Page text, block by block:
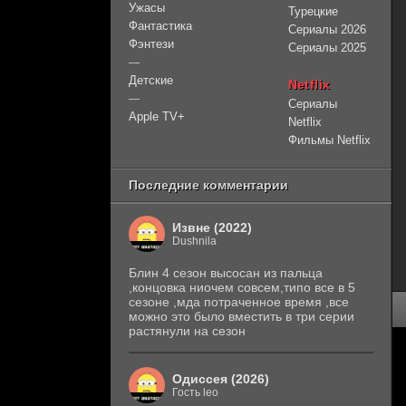
Ужасы
Фантастика
Фэнтези
—
Детские
—
Apple TV+
Турецкие
Сериалы 2026
Сериалы 2025
Netflix
Сериалы
Netflix
Фильмы Netflix
Последние комментарии
Извне (2022)
Dushnila
Блин 4 сезон высосан из пальца
,концовка ниочем совсем,типо все в 5
сезоне ,мда потраченное время ,все
можно это было вместить в три серии
растянули на сезон
Одиссея (2026)
Гость leo